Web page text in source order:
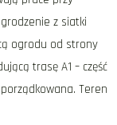
z siatki
ogrodu od strony
trasę A1 – część
Teren